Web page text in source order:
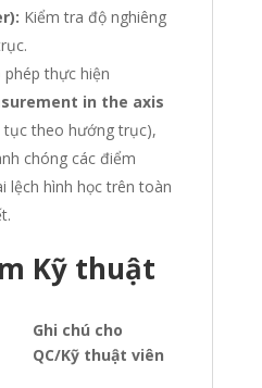
Kiểm tra độ nghiêng
phép thực hiện
in the axis
tục theo hướng trục),
chóng các điểm
lệch hình học trên toàn
Kỹ thuật
Ghi chú cho
QC/Kỹ thuật viên